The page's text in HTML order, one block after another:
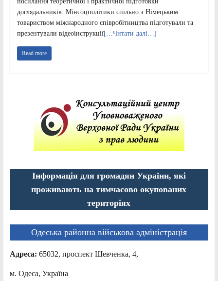
доглядальників. Мінсоцполітики спільно з Німецьким
товариством міжнародного співробітництва підготували та
презентували відеоінструкції[…Читати далі…]
Read more
Інформація для громадян України, які
проживають на тимчасово окупованих
територіях
Одеська районна військова адміністрація
Адреса: 65032, проспект Шевченка, 4,
м. Одеса, Україна